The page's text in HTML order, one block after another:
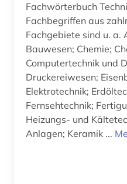
Fachwörterbuch
Fachbegriffen aus
Fachgebiete sind u.
Bauwesen; Chemie;
Computertechnik und
Druckereiwesen;
Elektrotechnik;
Fernsehtechnik;
Heizungs- und
Anlagen; Keramik ...